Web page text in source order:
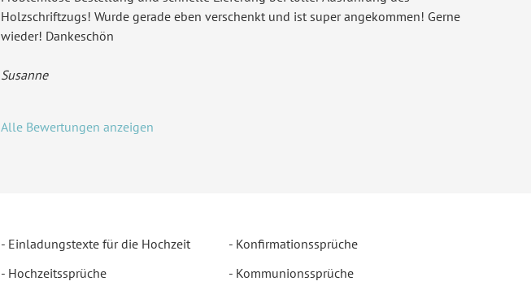
Holzschriftzugs! Wurde gerade eben verschenkt und ist super angekommen! Gerne
wieder! Dankeschön
Susanne
Alle Bewertungen anzeigen
Einladungstexte für die Hochzeit
Hochzeitssprüche
Konfirmationssprüche
Kommunionssprüche